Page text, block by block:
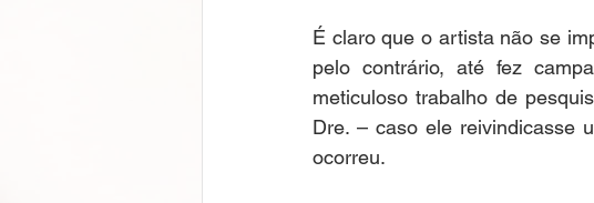
É claro que o artista não se
pelo contrário, até fez
meticuloso trabalho de
Dre. – caso ele reivindicasse
ocorreu.